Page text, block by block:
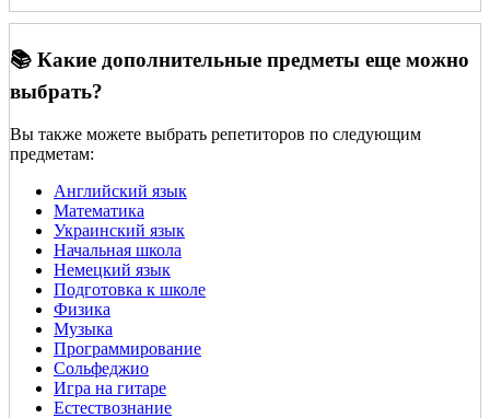
📚 Какие дополнительные предметы еще можно
выбрать?
Вы также можете выбрать репетиторов по следующим
предметам:
Английский язык
Математика
Украинский язык
Начальная школа
Немецкий язык
Подготовка к школе
Физика
Музыка
Программирование
Сольфеджио
Игра на гитаре
Естествознание